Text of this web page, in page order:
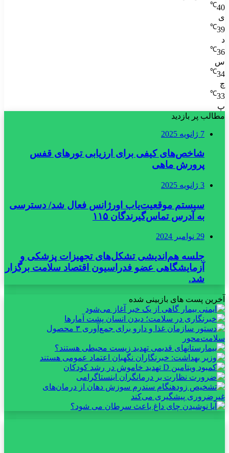
40
℃
ی
39
℃
د
36
℃
س
34
℃
چ
33
℃
پ
مطالب پر بازدید
7 ژانویه 2025
شاخص‌های کیفی برای ارزیابی تورهای قفس
پرورش ماهی
3 ژانویه 2025
سیستم موقعیت‌یاب اورژانس فعال شد/ دسترسی
به آدرس تماس‌گیرندگان ۱۱۵
29 نوامبر 2024
جلسه هم‌اندیشی تشکل‌های تجهیزات پزشکی و
آزمایشگاهی عضو فدراسیون اقتصاد سلامت برگزار
شد.
آخرین پست های بازبینی شده